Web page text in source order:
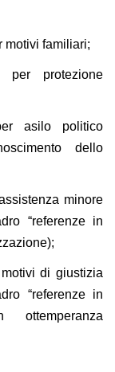
motivi familiari;
per protezione
asilo politico
dello
minore
“referenze in
di giustizia
“referenze in